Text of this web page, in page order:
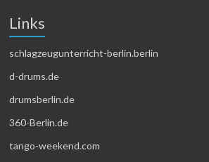
Links
schlagzeugunterricht-berlin.berlin
d-drums.de
drumsberlin.de
360-Berlin.de
tango-weekend.com